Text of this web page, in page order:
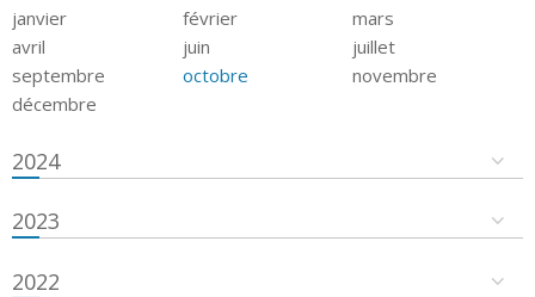
janvier février
mars
avril
juin
juillet
septembre
octobre
novembre
décembre
2024
2023
2022